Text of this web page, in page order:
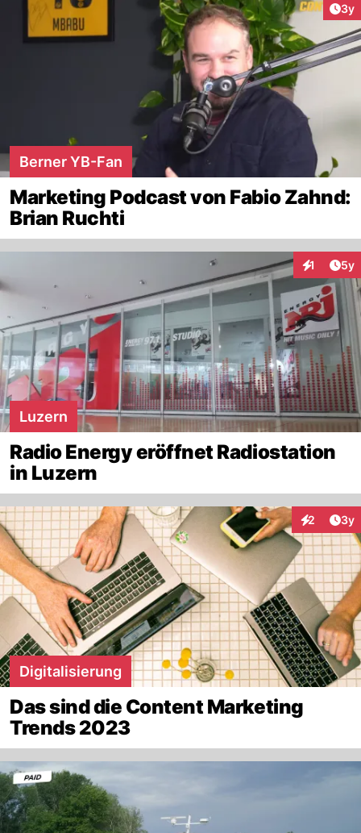
3y
Berner YB-Fan
Marketing Podcast von Fabio Zahnd:
Brian Ruchti
1 5y
Luzern
Radio Energy eröffnet Radiostation
in Luzern
2 3y
Digitalisierung
Das sind die Content Marketing
Trends 2023